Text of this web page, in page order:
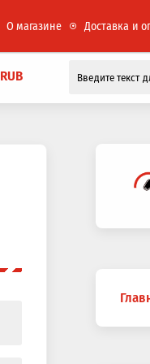
О магазине Доставка и
RUB
здесь